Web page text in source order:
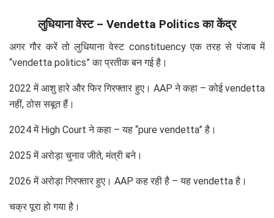
लुधियाना वेस्ट – Vendetta Politics का केंद्र
अगर गौर करें तो लुधियाना वेस्ट constituency एक तरह से पंजाब में
“vendetta politics” का प्रतीक बन गई है।
2022 में आशु हारे और फिर गिरफ्तार हुए। AAP ने कहा – कोई vendetta
नहीं, ठोस सबूत हैं।
2024 में High Court ने कहा – यह “pure vendetta” है।
2025 में अरोड़ा चुनाव जीते, मंत्री बने।
2026 में अरोड़ा गिरफ्तार हुए। AAP कह रही है – यह vendetta है।
चक्र पूरा हो गया है।